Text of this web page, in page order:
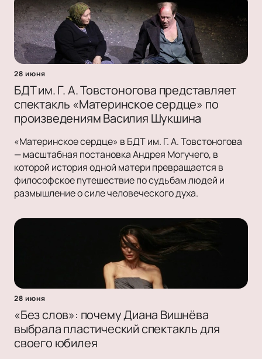
28 июня
БДТ им. Г. А. Товстоногова представляет
спектакль «Материнское сердце» по
произведениям Василия Шукшина
«Материнское сердце» в БДТ им. Г. А. Товстоногова
— масштабная постановка Андрея Могучего, в
которой история одной матери превращается в
философское путешествие по судьбам людей и
размышление о силе человеческого духа.
28 июня
«Без слов»: почему Диана Вишнёва
выбрала пластический спектакль для
своего юбилея